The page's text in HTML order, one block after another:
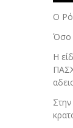
Ο
Όσο
Η